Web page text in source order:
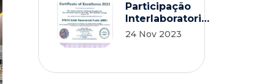
Participação
Interlaboratorial
Mundial CDR /
24 Nov 2023